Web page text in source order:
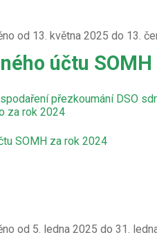
od 13. května 2025 do 13.
účtu
přezkoumání DSO
za rok 2024
SOMH za rok 2024
od 5. ledna 2025 do 31.